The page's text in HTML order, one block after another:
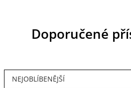
Doporučené
NEJOBLÍBENĚJŠÍ